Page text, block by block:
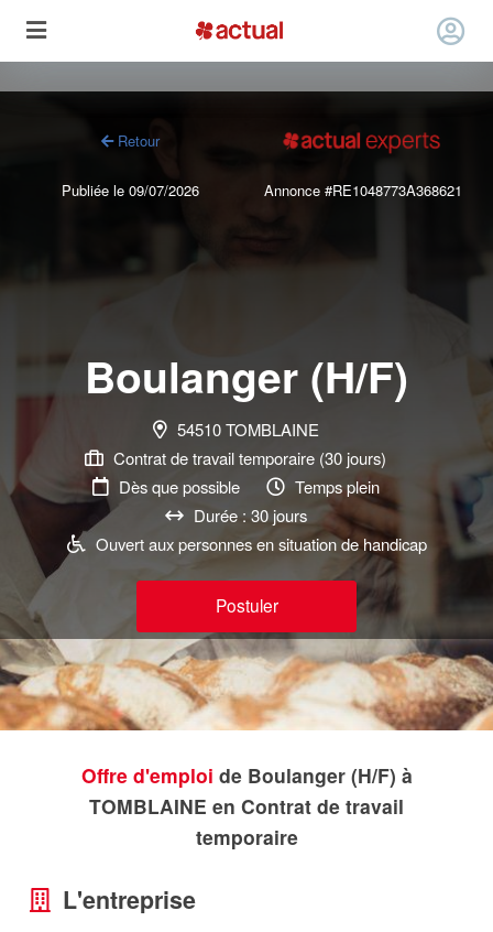
Retour
Publiée le 09/07/2026 Annonce #RE1048773A368621
Boulanger (H/F)
54510 TOMBLAINE
Contrat de travail temporaire (30 jours)
Dès que possible
Temps plein
Durée : 30 jours
Ouvert aux personnes en situation de handicap
Postuler
Offre d'emploi de Boulanger (H/F) à
TOMBLAINE en Contrat de travail
temporaire
L'entreprise